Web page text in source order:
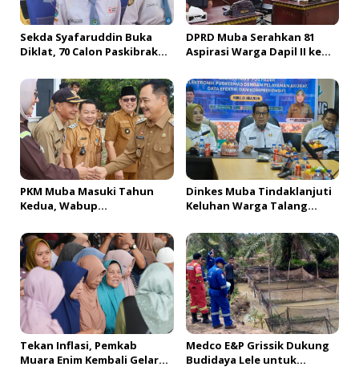
s
Sekda Syafaruddin Buka
Diklat, 70 Calon Paskibraka
di Muba
DPRD Muba Serahkan 81
Aspirasi Warga Dapil II ke
Himpun Usulan Terbanyak
PKM Muba Masuki Tahun
Kedua, Wabup
Usaha bagi 2.300 Pelaku
UMKM
Dinkes Muba Tindaklanjuti
Keluhan Warga Talang
dan Klarifikasi Menyeluruh
Tekan Inflasi, Pemkab
Muara Enim Kembali Gelar
Medco E&P Grissik Dukung
Budidaya Lele untuk